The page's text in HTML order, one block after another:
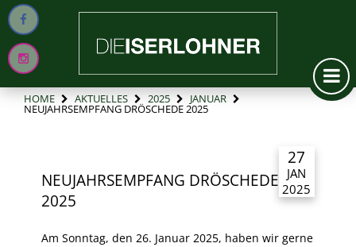
HOME AKTUELLES 2025 JANUAR
NEUJAHRSEMPFANG DRÖSCHEDE 2025
27
JAN
2025
NEUJAHRSEMPFANG DRÖSCHEDE
2025
Am Sonntag, den 26. Januar 2025, haben wir gerne